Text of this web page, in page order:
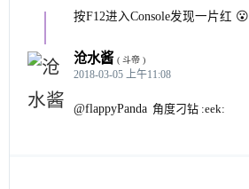
按F12进入Console发现一片红 😮
沧水酱 ( 斗帝 )
2018-03-05 上午11:08
@flappyPanda 角度刁钻 :eek: